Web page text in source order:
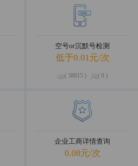
空号or沉默号检测
低于0.01元/次
( 58815 ) ( 0 )
企业工商详情查询
0.08元/次